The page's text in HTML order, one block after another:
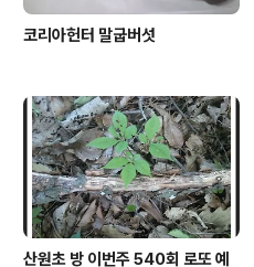
코리아헌터 말굽버섯
산원초 방 이번주 540회 로또 예